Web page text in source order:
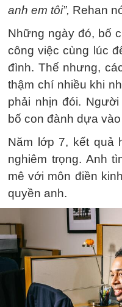
anh em tôi”, Rehan
Những ngày đó, bố
công việc cùng lúc
đình. Thế nhưng,
thậm chí nhiều khi
phải nhịn đói.
bố con đành dựa
Năm lớp 7, kết quả
nghiêm trọng. Anh
mê với môn điền
quyền anh.